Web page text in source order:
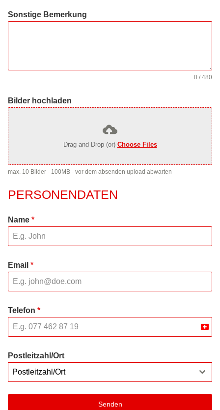
Sonstige Bemerkung
0 / 480
Bilder hochladen
Drag and Drop (or) Choose Files
max. 10 Bilder - 100MB - vor dem absenden upload abwarten
PERSONENDATEN
Name *
Email *
Telefon *
Postleitzahl/Ort
Postleitzahl/Ort
Senden